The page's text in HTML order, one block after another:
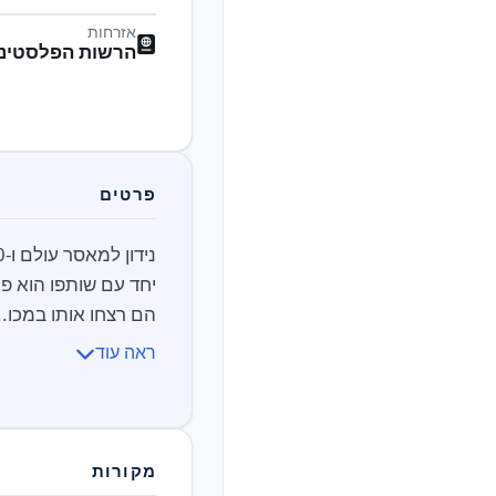
אזרחות
הרשות
פרטים
הם רצחו אותו
ראה עוד
מקורות